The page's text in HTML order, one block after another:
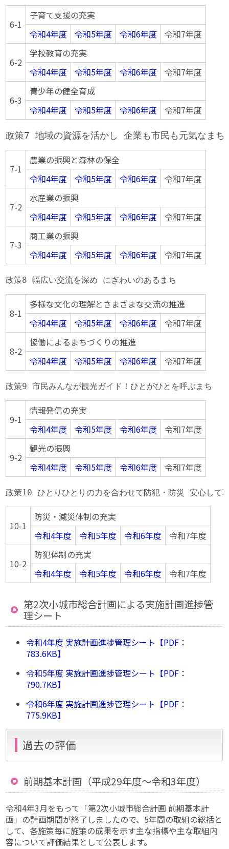
6-1
子育て支援の充実
令和4年度
令和5年度 令和6年度 令和7年度
6-2
学校教育の充実
令和4年度
令和5年度 令和6年度 令和7年度
6-3
青少年の健全育成
令和4年度
令和5年度 令和6年度 令和7年度
政策7 地域の資源を活かし 企業も市民も元気なまち
7-1
農業の振興と森林の保全
令和4年度
令和5年度 令和6年度 令和7年度
7-2
水産業の振興
令和4年度
令和5年度 令和6年度 令和7年度
7-3
商工業の振興
令和4年度
令和5年度 令和6年度 令和7年度
政策8 幅広い交流を深め にぎわいのあるまち
8-1
多様な文化の理解とさまざまな交流の推進
令和4年度
令和5年度 令和6年度 令和7年度
8-2
協働によるまちづくりの推進
令和4年度
令和5年度 令和6年度 令和7年度
政策9 市民みんなが観光ガイド！ひとがひとを呼ぶまち
9-1
情報発信の充実
令和4年度
令和5年度 令和6年度 令和7年度
9-2
観光の振興
令和4年度
令和5年度 令和6年度 令和7年度
政策10 ひとりひとりの力を合わせて防犯・防災 安心して
10-1
防災・減災体制の充実
令和4年度
令和5年度 令和6年度 令和7年度
10-2
防犯体制の充実
令和4年度
令和5年度 令和6年度 令和7年度
第2次小城市総合計画による実施計画進捗管
理シート
令和4年度 実施計画進捗管理シート【PDF：
783.6KB】
令和5年度 実施計画進捗管理シート【PDF：
790.7KB】
令和6年度 実施計画進捗管理シート【PDF：
775.9KB】
過去の評価
前期基本計画（平成29年度～令和3年度）
令和4年3月をもって「第2次小城市総合計画 前期基本計
画」の計画期間が終了しましたので、5年間の取組の総括と
して、各施策毎に施策の成果を示す主な指標や主な取組内
容について評価結果として公表します。